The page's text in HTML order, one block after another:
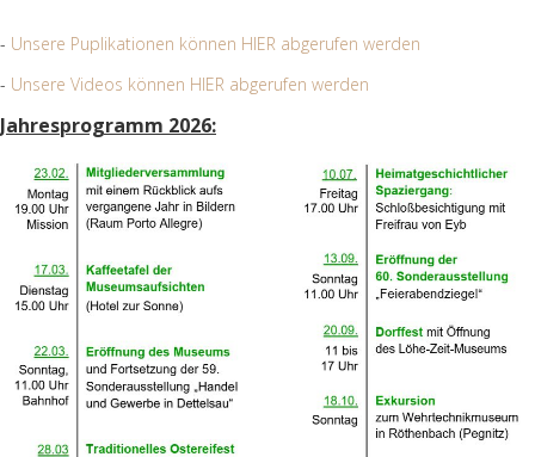
- Unsere Puplikationen können HIER abgerufen werden
- Unsere Videos können HIER abgerufen werden
Jahresprogramm 2026: